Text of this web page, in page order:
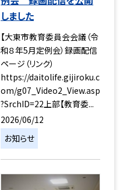
しました
【大東市教育委員会会議（令
和８年5月定例会）録画配信
ページ（リンク）
https://daitolife.gijiroku.c
om/g07_Video2_View.asp
?SrchID=22上部【教育委...
2026/06/12
お知らせ